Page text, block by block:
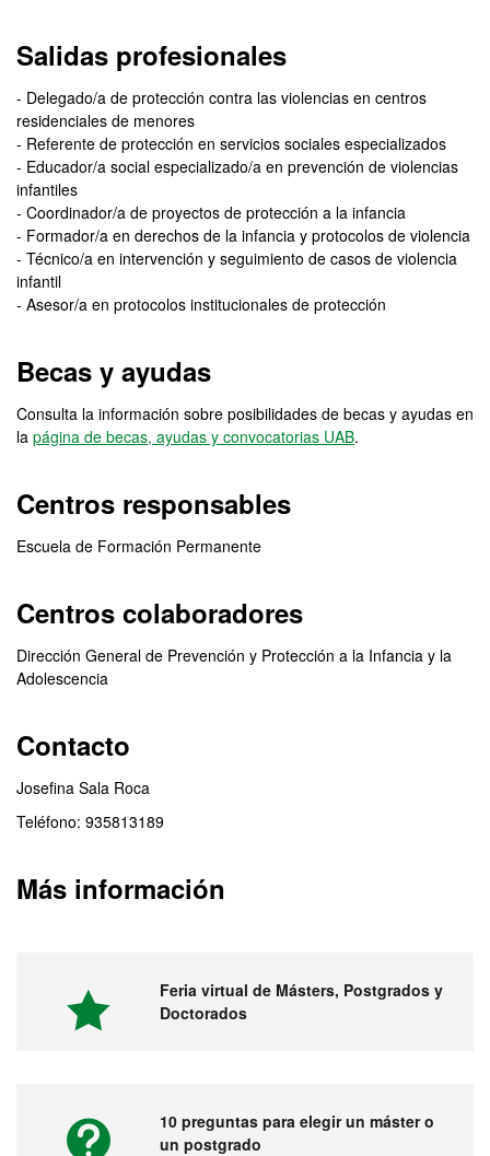
Salidas profesionales
- Delegado/a de protección contra las violencias en centros
residenciales de menores
- Referente de protección en servicios sociales especializados
- Educador/a social especializado/a en prevención de violencias
infantiles
- Coordinador/a de proyectos de protección a la infancia
- Formador/a en derechos de la infancia y protocolos de violencia
- Técnico/a en intervención y seguimiento de casos de violencia
infantil
- Asesor/a en protocolos institucionales de protección
Becas y ayudas
Consulta la información sobre posibilidades de becas y ayudas en
la página de becas, ayudas y convocatorias UAB.
Centros responsables
Escuela de Formación Permanente
Centros colaboradores
Dirección General de Prevención y Protección a la Infancia y la
Adolescencia
Contacto
Josefina Sala Roca
Teléfono: 935813189
Más información
Feria virtual de Másters, Postgrados y
Doctorados
10 preguntas para elegir un máster o
un postgrado